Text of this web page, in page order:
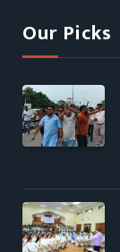
Our Picks